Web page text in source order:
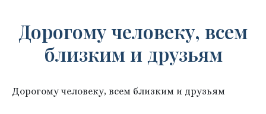
Дорогому человеку, всем
близким и друзьям
Дорогому человеку, всем близким и друзьям